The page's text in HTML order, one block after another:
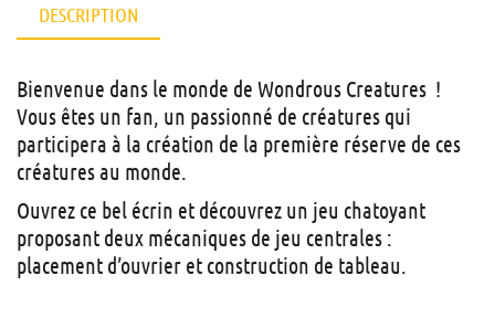
DESCRIPTION
Bienvenue dans le monde de Wondrous Creatures !
Vous êtes un fan, un passionné de créatures qui
participera à la création de la première réserve de ces
créatures au monde.
Ouvrez ce bel écrin et découvrez un jeu chatoyant
proposant deux mécaniques de jeu centrales :
placement d’ouvrier et construction de tableau.